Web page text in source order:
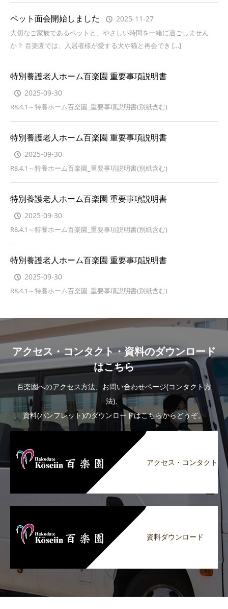
ペット面会開始しました 2025-11-27
大切なご家族であるペットと、やさしい時間を一緒に過ごしません
か？ 百楽園では、入居者様が愛する犬や猫と再会でき […]
特別養護老人ホーム百楽園 重要事項説明書
2025-09-30
R8.4.1～特養ホーム百楽園_重要事項説明書(別紙含む)
特別養護老人ホーム百楽園 重要事項説明書
2025-09-30
R8.4.1～特養ホーム百楽園_重要事項説明書(別紙含む)
特別養護老人ホーム百楽園 重要事項説明書
2025-09-30
R8.4.1～特養ホーム百楽園_重要事項説明書(別紙含む)
特別養護老人ホーム百楽園 重要事項説明書
2025-09-30
R8.4.1～特養ホーム百楽園_重要事項説明書(別紙含む)
アクセス・コンタクト・資料のダウンロード
はこちら
百楽園へのアクセス方法、お問い合わせページ(コンタクト方
法)、
資料(パンフレット)のダウンロードはこちらからどうぞ。
アクセス・コンタクト
資料ダウンロード